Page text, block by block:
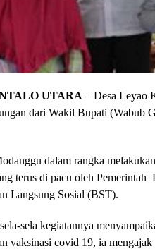
UTARA – Desa Leyao
dari Wakil Bupati (Wabub
dalam rangka
terus di pacu oleh Pemerintah
Langsung Sosial (BST).
sela kegiatannya
vaksinasi covid 19, ia